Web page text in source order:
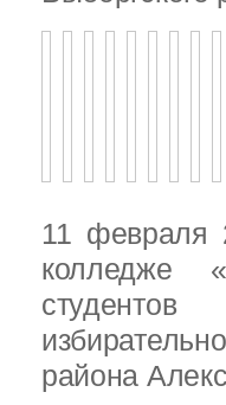
11 февраля
колледже
района